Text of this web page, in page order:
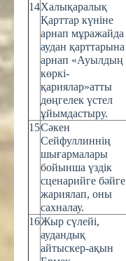
14Халықаралық
Қарттар күніне
арнап мұражайда
аудан қарттарына
арнап «Ауылдың
көркі-
қариялар»атты
дөңгелек үстел
ұйымдастыру.
15Сәкен
Сейфуллиннің
шығармалары
бойынша үздік
сценарийге бәйге
жариялап, оны
сахналау.
16Жыр сүлейі,
аудандық
айтыскер-ақын